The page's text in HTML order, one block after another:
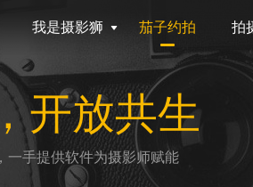
我是摄影狮 茄子约拍 拍
开放共生
一手提供软件为摄影师赋能